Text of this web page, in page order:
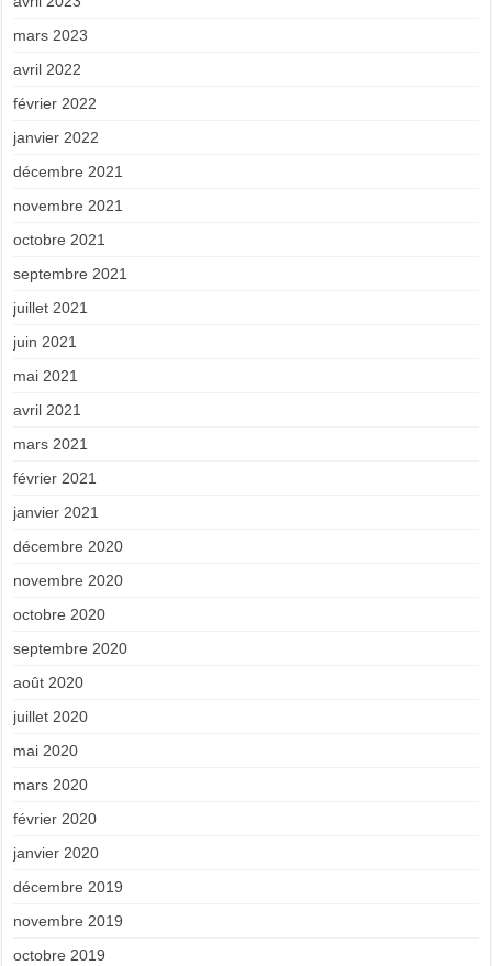
mars 2023
avril 2022
février 2022
janvier 2022
décembre 2021
novembre 2021
octobre 2021
septembre 2021
juillet 2021
juin 2021
mai 2021
avril 2021
mars 2021
février 2021
janvier 2021
décembre 2020
novembre 2020
octobre 2020
septembre 2020
août 2020
juillet 2020
mai 2020
mars 2020
février 2020
janvier 2020
décembre 2019
novembre 2019
octobre 2019